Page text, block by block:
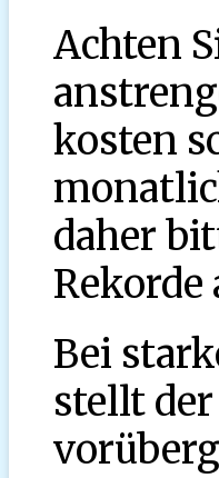
Achten
kosten
daher
Bei
stellt